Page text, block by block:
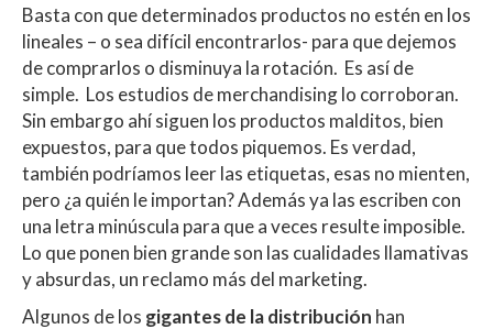
Basta con que determinados productos no estén en los
lineales – o sea difícil encontrarlos- para que dejemos
de comprarlos o disminuya la rotación. Es así de
simple. Los estudios de merchandising lo corroboran.
Sin embargo ahí siguen los productos malditos, bien
expuestos, para que todos piquemos. Es verdad,
también podríamos leer las etiquetas, esas no mienten,
pero ¿a quién le importan? Además ya las escriben con
una letra minúscula para que a veces resulte imposible.
Lo que ponen bien grande son las cualidades llamativas
y absurdas, un reclamo más del marketing.
Algunos de los gigantes de la distribución han